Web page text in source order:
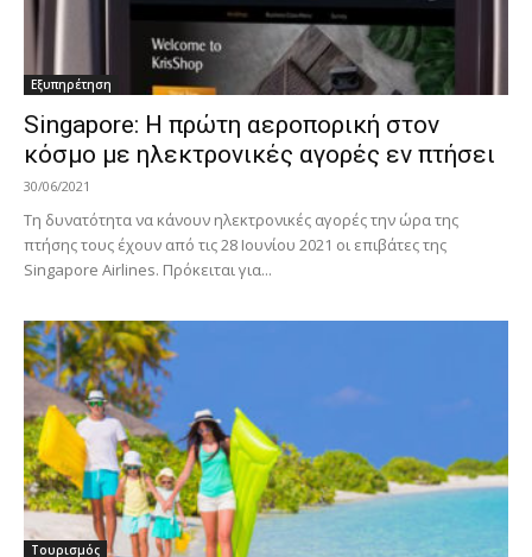
Εξυπηρέτηση
Singapore: Η πρώτη αεροπορική στον
κόσμο με ηλεκτρονικές αγορές εν πτήσει
30/06/2021
Τη δυνατότητα να κάνουν ηλεκτρονικές αγορές την ώρα της
πτήσης τους έχουν από τις 28 Ιουνίου 2021 οι επιβάτες της
Singapore Airlines. Πρόκειται για...
Τουρισμός